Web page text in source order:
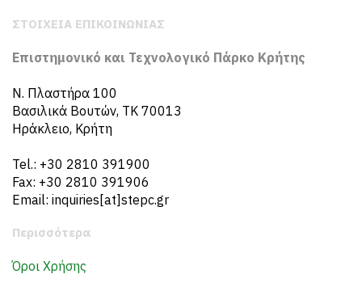
ΣΤΟΙΧΕΙΑ ΕΠΙΚΟΙΝΩΝΙΑΣ
Επιστημονικό και Τεχνολογικό Πάρκο Κρήτης
N. Πλαστήρα 100
Βασιλικά Βουτών, ΤΚ 70013
Ηράκλειο, Κρήτη
Tel.: +30 2810 391900
Fax: +30 2810 391906
Email: inquiries[at]stepc.gr
Περισσότερα
Όροι Χρήσης